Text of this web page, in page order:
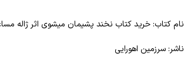
نام کتاب: خرید کتاب نخند پشیمان میشوی اثر ژاله
ناشر: سرزمین اهورایی